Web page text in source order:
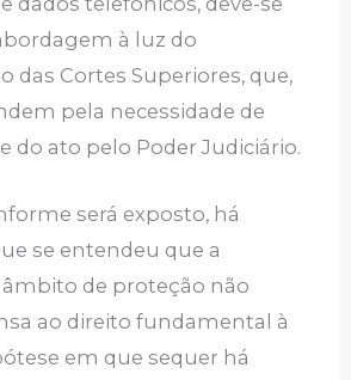
à luz do
das Cortes Superiores, que,
pela necessidade de
do ato pelo Poder Judiciário.
será exposto, há
se entendeu que a
de proteção não
ao direito fundamental à
em que sequer há